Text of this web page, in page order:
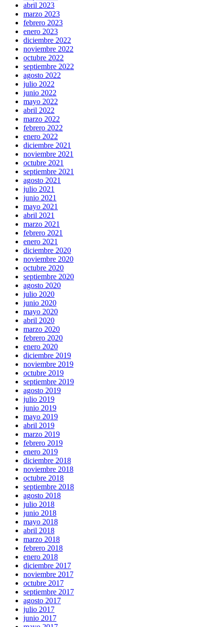
abril 2023
marzo 2023
febrero 2023
enero 2023
diciembre 2022
noviembre 2022
octubre 2022
septiembre 2022
agosto 2022
julio 2022
junio 2022
mayo 2022
abril 2022
marzo 2022
febrero 2022
enero 2022
diciembre 2021
noviembre 2021
octubre 2021
septiembre 2021
agosto 2021
julio 2021
junio 2021
mayo 2021
abril 2021
marzo 2021
febrero 2021
enero 2021
diciembre 2020
noviembre 2020
octubre 2020
septiembre 2020
agosto 2020
julio 2020
junio 2020
mayo 2020
abril 2020
marzo 2020
febrero 2020
enero 2020
diciembre 2019
noviembre 2019
octubre 2019
septiembre 2019
agosto 2019
julio 2019
junio 2019
mayo 2019
abril 2019
marzo 2019
febrero 2019
enero 2019
diciembre 2018
noviembre 2018
octubre 2018
septiembre 2018
agosto 2018
julio 2018
junio 2018
mayo 2018
abril 2018
marzo 2018
febrero 2018
enero 2018
diciembre 2017
noviembre 2017
octubre 2017
septiembre 2017
agosto 2017
julio 2017
junio 2017